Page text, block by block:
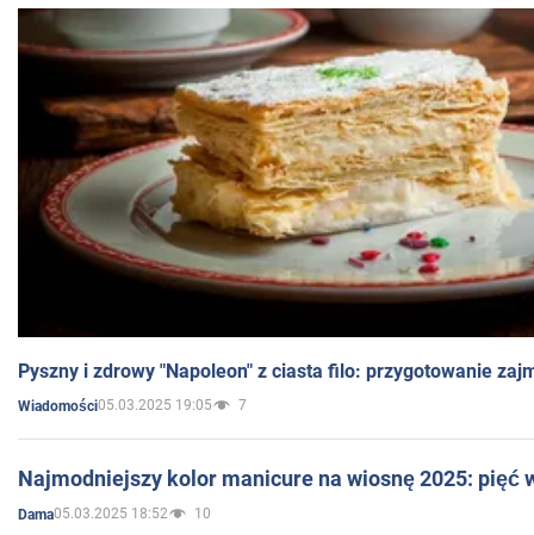
Pyszny i zdrowy "Napoleon" z ciasta filo: przygotowanie
Wiadomości05.03.2025 19:05 7
Najmodniejszy kolor manicure na wiosnę 2025: pięć
Dama05.03.2025 18:52 10